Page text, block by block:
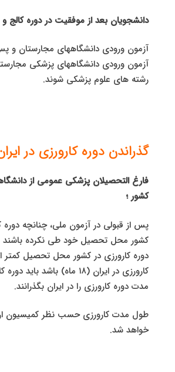
دانشجویان بعد از موفقیت در دوره کالج
آزمون ورودی دانشگاههای مجارستان و
آزمون ورودی دانشگاههای پزشکی
رشته های علوم پزشکی شوند.
گذراندن دوره کارورزی در
فارغ التحصیلان پزشکی عمومی از
کشور ؛
پس از قبولی در آزمون ملی، چنانچه دوره
کشور محل تحصیل خود طی نکرده
دوره کارورزی در کشور محل تحصیل کمتر
کارورزی در ایران (۱۸ ماه) باشد
مدت دوره کارورزی را در ایران بگذرانند.
طول مدت کارورزی حسب نظر کمیسیون
خواهد شد.